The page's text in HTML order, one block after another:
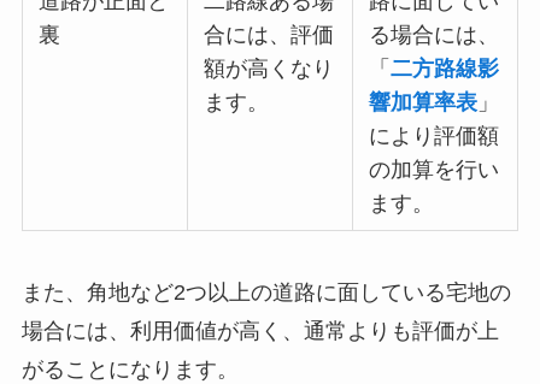
裏
合には、評価
額が高くなり
ます。
る場合には、
「二方路線影
響加算率表 」
により評価額
の加算を行い
ます。
また、角地など2つ以上の道路に面している宅地の
場合には、利用価値が高く、通常よりも評価が上
がることになります。